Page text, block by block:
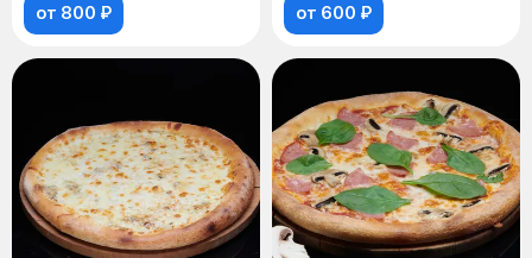
от 800 ₽ от 600 ₽